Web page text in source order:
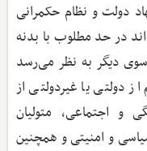
دولت و نظام حکمرانی
در حد مطلوب با بدنه
سوی دیگر به نظر می‌رسد
دولتی یا غیردولتی از
و اجتماعی، متولیان
و امنیتی و همچنین